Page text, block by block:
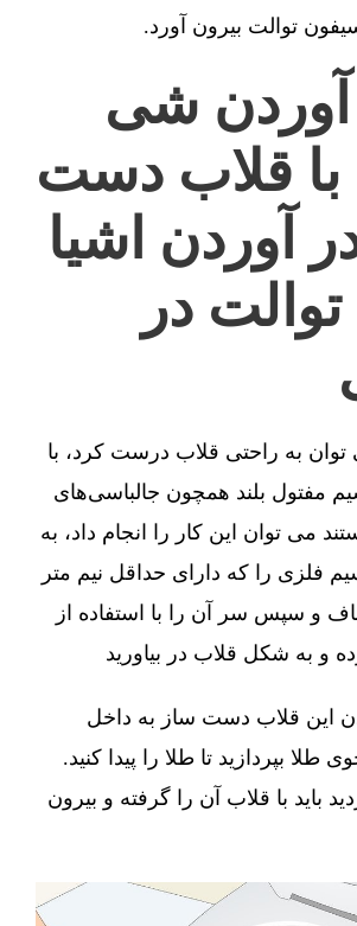
توالت بیرون آورد.
آوردن شی
با قلاب دست
آوردن اشیا
توالت در
توان به راحتی قلاب درست کرد، با
مفتول بلند همچون جالباسی‌های
می توان این کار را انجام داد، به
فلزی را که دارای حداقل نیم متر
و سپس سر آن را با استفاده از
و به شکل قلاب در بیاورید
این قلاب دست ساز به داخل
بپردازید تا طلا را پیدا کنید.
باید با قلاب آن را گرفته و بیرون